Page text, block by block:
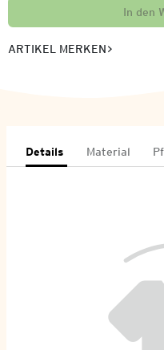
In den
ARTIKEL MERKEN
Details Material